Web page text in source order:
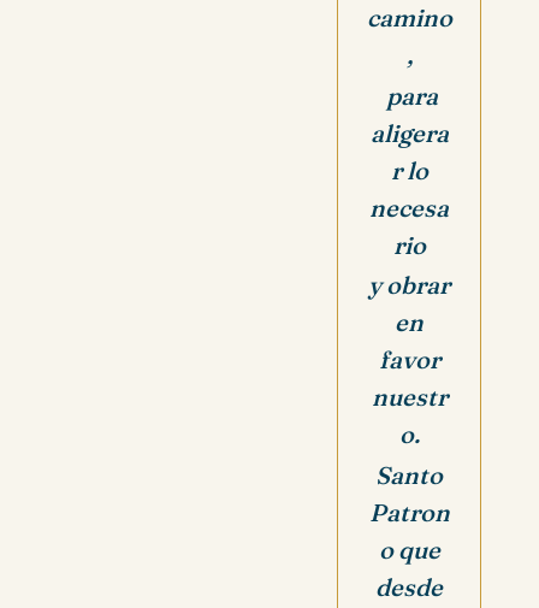
camino
,
para
aligera
r lo
necesa
rio
y obrar
en
favor
nuestr
o.
Santo
Patron
o que
desde